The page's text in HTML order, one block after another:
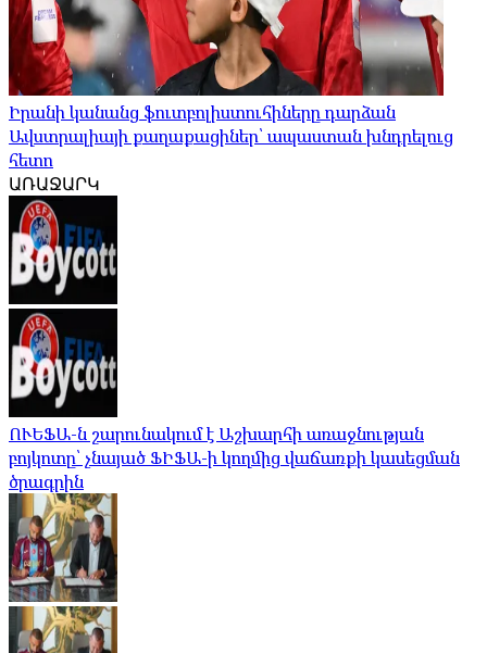
Իրանի կանանց ֆուտբոլիստուհիները դարձան
Ավստրալիայի քաղաքացիներ՝ ապաստան խնդրելուց
հետո
ԱՌԱՋԱՐԿ
ՈՒԵՖԱ-ն շարունակում է Աշխարհի առաջնության
բոյկոտը՝ չնայած ՖԻՖԱ-ի կողմից վաճառքի կասեցման
ծրագրին